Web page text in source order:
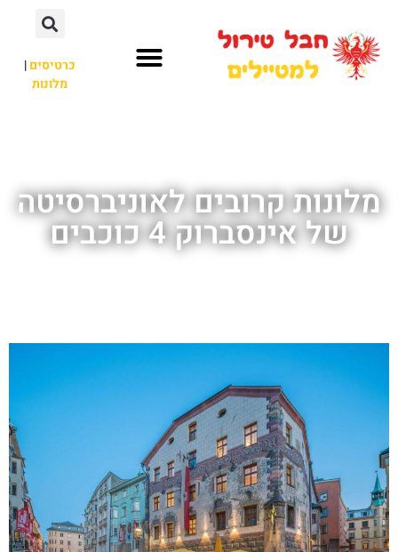
כרטיסים|
מלונות
מלונות קרובים לאוניברסיטה
של אינסברוק 4 כוכבים